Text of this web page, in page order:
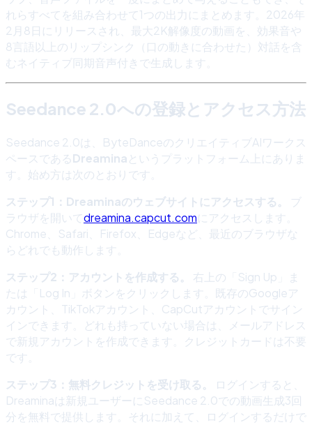
れらすべてを組み合わせて1つの出力にまとめます。2026年
2月8日にリリースされ、最大2K解像度の動画を、効果音や
8言語以上のリップシンク（口の動きに合わせた）対話を含
むネイティブ同期音声付きで生成します。
Seedance 2.0への登録とアクセス方法
Seedance 2.0は、ByteDanceのクリエイティブAIワークス
ペースであるDreaminaというプラットフォーム上にありま
す。始め方は次のとおりです。
ステップ1：Dreaminaのウェブサイトにアクセスする。
ブ
ラウザを開いてdreamina.capcut.comにアクセスします。
Chrome、Safari、Firefox、Edgeなど、最近のブラウザな
らどれでも動作します。
ステップ2：アカウントを作成する。
右上の「Sign Up」ま
たは「Log In」ボタンをクリックします。既存のGoogleア
カウント、TikTokアカウント、CapCutアカウントでサイン
インできます。どれも持っていない場合は、メールアドレス
で新規アカウントを作成できます。クレジットカードは不要
です。
ステップ3：無料クレジットを受け取る。
ログインすると、
Dreaminaは新規ユーザーにSeedance 2.0での動画生成3回
分を無料で提供します。それに加えて、ログインするだけで